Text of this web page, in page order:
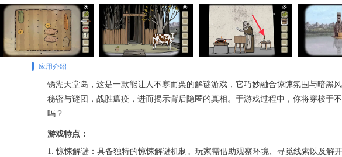
应用介绍
锈湖天堂岛，这是一款能让人不寒而栗的解谜游戏，它巧妙融合惊悚氛围与暗
秘密与谜团，战胜瘟疫，进而揭示背后隐匿的真相。于游戏过程中，你将穿梭于
吗？
游戏特点：
1. 惊悚解谜：具备独特的惊悚解谜机制。玩家需借助观察环境、寻觅线索以及解